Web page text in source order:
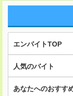
エンバイトTOP
人気のバイト
あなたへのおすす